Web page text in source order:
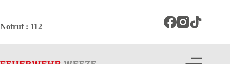
springen
Notruf: 112